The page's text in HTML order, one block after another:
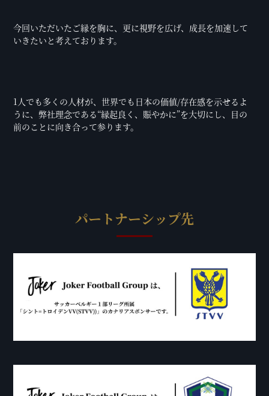
今回いただいたご縁を胸に、更に視野を広げ、成長を加速して
いきたいと考えております。
1人でも多くの人材が、世界でも日本の価値/存在感を示せるよ
うに、弊社理念である“縁起良く、賑やかに”を大切にし、目の
前のことに向き合って参ります。
パートナーシップ先